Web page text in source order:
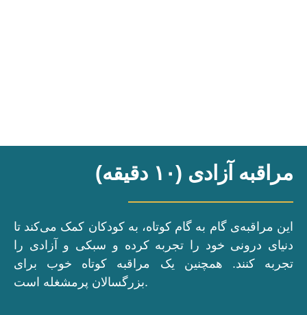
مراقبه آزادی (۱۰ دقیقه)
این مراقبه‌ی گام به گام کوتاه، به کودکان کمک می‌کند تا
دنیای درونی خود را تجربه کرده و سبکی و آزادی را
تجربه کنند. همچنین یک مراقبه کوتاه خوب برای
بزرگسالان پرمشغله است.